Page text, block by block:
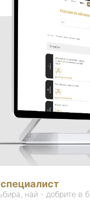
най - добрите в